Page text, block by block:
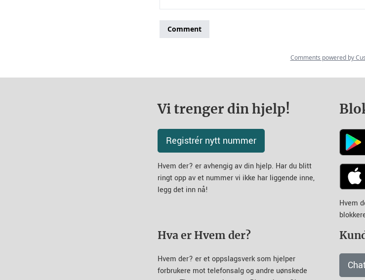
Vi trenger din hjelp!
Registrér nytt nummer
Hvem der? er avhengig av din hjelp. Har du blitt
ringt opp av et nummer vi ikke har liggende inne,
legg det inn nå!
Hvem
Hva er Hvem der?
Hvem der? er et oppslagsverk som hjelper
forbrukere mot telefonsalg og andre uønskede